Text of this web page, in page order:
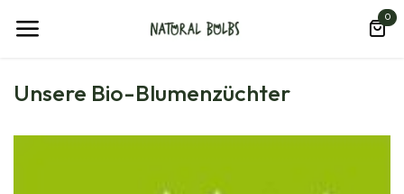
0
Unsere Bio-Blumenzüchter